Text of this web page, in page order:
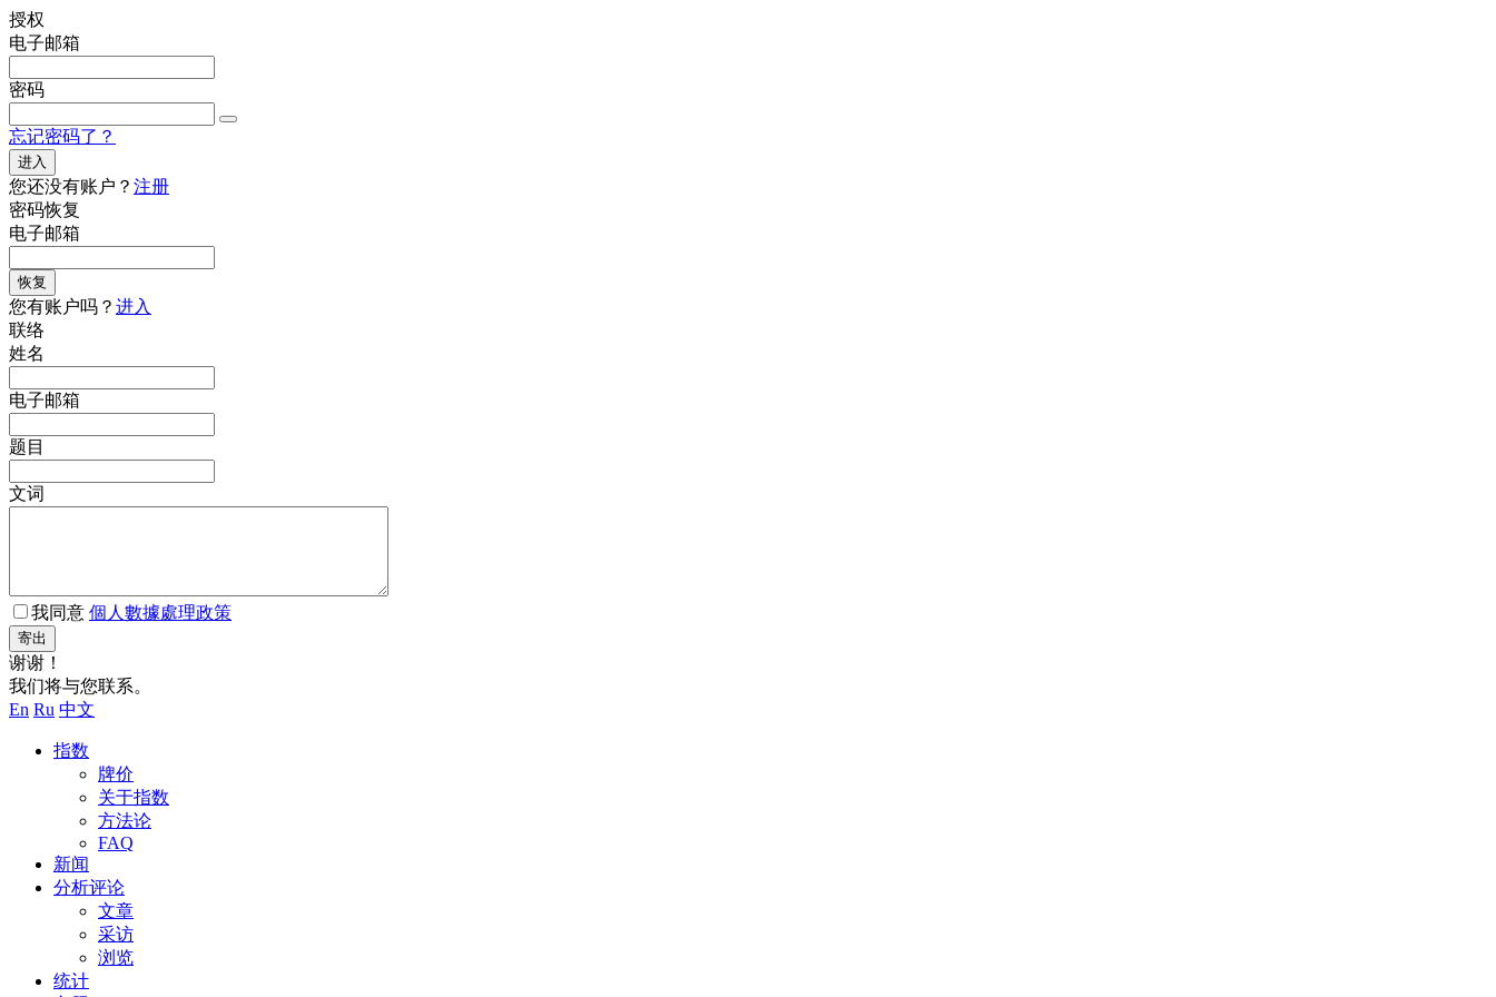
授权
电子邮箱
密码
忘记密码了？
进入
您还没有账户？ 注册
密码恢复
电子邮箱
恢复
您有账户吗？ 进入
联络
姓名
电子邮箱
题目
文词
我同意 個人數據處理政策
寄出
谢谢！
我们将与您联系。
En Ru 中文
指数
牌价
关于指数
方法论
FAQ
新闻
分析评论
文章
采访
浏览
统计